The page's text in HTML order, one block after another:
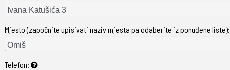
ŽUPANIJA
Mjesto (započnite upisivati naziv mjesta pa odaberite iz ponuđene liste):
Telefon: